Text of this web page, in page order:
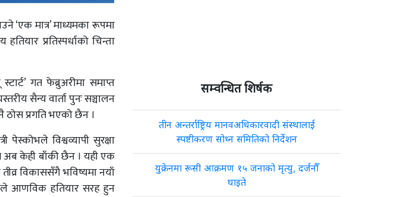
‘एक मात्र’ माध्यमका रूपमा
प्रतिस्पर्धाको चिन्ता
गत फेब्रुअरीमा समाप्त
सैन्य वार्ता पुनः सञ्चालन
ठोस प्रगति भएको छैन ।
पेस्कोभले विश्वव्यापी सुरक्षा
अब केही बाँकी छैन । यही एक
विकाससँगै भविष्यमा नयाँ
आणविक हतियार सरह हुन
सम्वन्धित शिर्षक
तीन अन्तर्राष्ट्रिय मानवअधिकारवादी संस्थालाई
स्पष्टीकरण सोध्न समितिको निर्देशन
युक्रेनमा रूसी आक्रमण १५ जनाको मृत्यु, दर्जनौँ
घाइते